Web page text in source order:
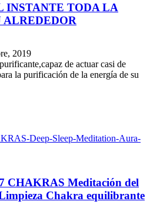
INSTANTE TODA LA
2019
de actuar casi de
la purificación de la energía de su
CHAKRAS Meditación del
Chakra equilibrante